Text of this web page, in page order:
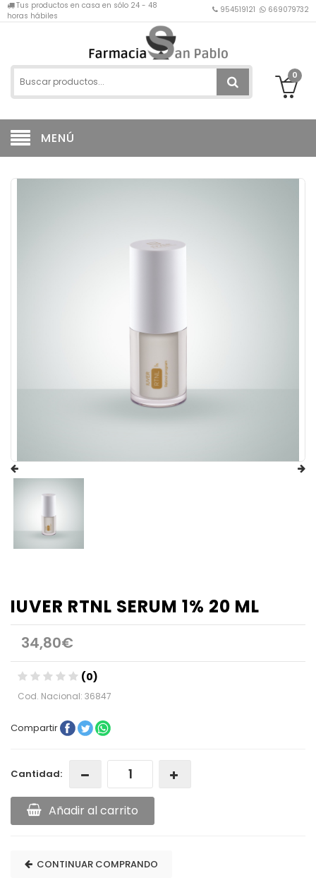
Tus productos en casa en sólo 24 - 48
horas hábiles
954519121 669079732
0
MENÚ
IUVER RTNL SERUM 1% 20 ML
34,80€
(0)
Cod. Nacional: 36847
Compartir
Cantidad:
Añadir al carrito
CONTINUAR COMPRANDO